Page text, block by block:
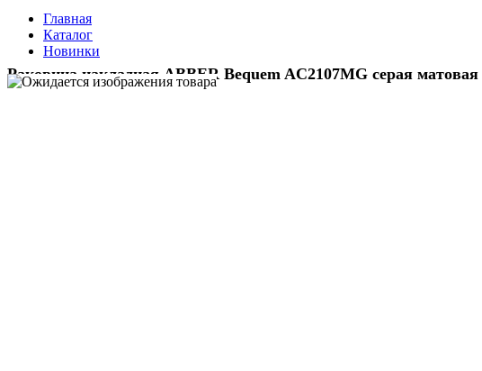
Главная
Каталог
Новинки
Раковина накладная ABBER Bequem AC2107MG серая матовая